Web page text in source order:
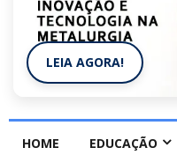
LEIA AGORA!
HOME EDUCAÇÃO